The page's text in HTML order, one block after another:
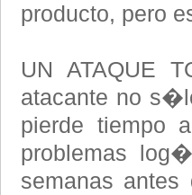
producto, pero
UN ATAQUE
atacante no
pierde tiempo
problemas
semanas